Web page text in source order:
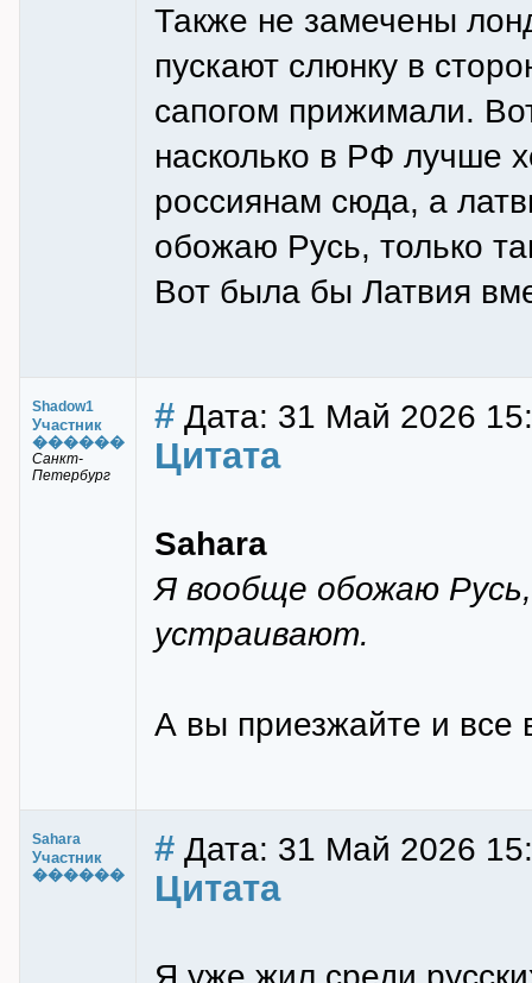
Также не замечены
пускают слюнку в
сапогом прижимали.
насколько в РФ лучше
россиянам сюда, а
обожаю Русь, только
Вот была бы Латвия
Shadow1
Участник
������
Санкт-
Петербург
# Дата: 31 Май 2026
Цитата
Sahara
Я вообще обожаю
устраивают.
А вы приезжайте и все
Sahara
Участник
������
# Дата: 31 Май 2026
Цитата